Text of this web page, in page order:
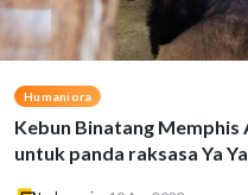
Humaniora
Kebun Binatang Memphis
untuk panda raksasa Ya Ya